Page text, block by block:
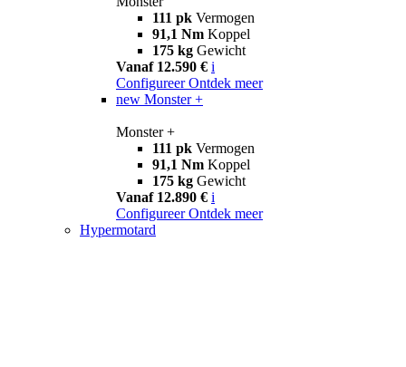
111 pk Vermogen
91,1 Nm Koppel
175 kg Gewicht
Vanaf 12.590 € i
Configureer Ontdek meer
new Monster +
Monster +
111 pk Vermogen
91,1 Nm Koppel
175 kg Gewicht
Vanaf 12.890 € i
Configureer Ontdek meer
Hypermotard